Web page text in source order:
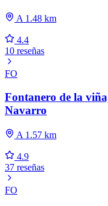
A 1.48 km
4.4
10 reseñas
FO
Fontanero de la
Navarro
A 1.57 km
4.9
37 reseñas
FO